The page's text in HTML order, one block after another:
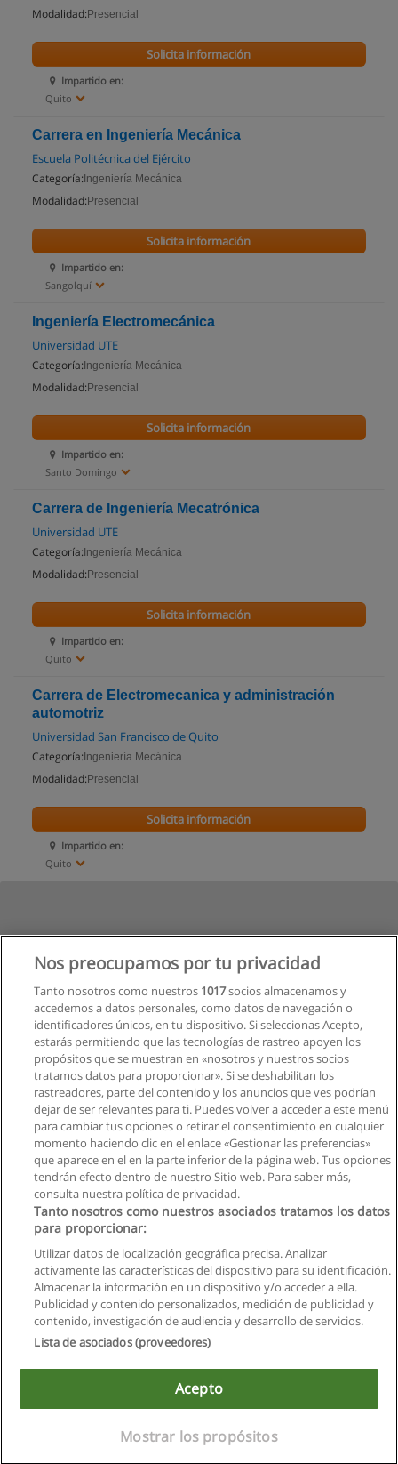
Modalidad: Presencial
Impartido en:
Quito
Solicita información
Carrera en Ingeniería Mecánica
Escuela Politécnica del Ejército
Categoría: Ingeniería Mecánica
Modalidad: Presencial
Impartido en:
Sangolquí
Solicita información
Ingeniería Electromecánica
Universidad UTE
Categoría: Ingeniería Mecánica
Modalidad: Presencial
Impartido en:
Santo Domingo
Solicita información
Carrera de Ingeniería Mecatrónica
Universidad UTE
Categoría: Ingeniería Mecánica
Modalidad: Presencial
Impartido en:
Quito
Solicita información
Carrera de Electromecanica y administración
automotriz
Universidad San Francisco de Quito
Categoría: Ingeniería Mecánica
Modalidad: Presencial
Impartido en:
Quito
Solicita información
Reglas de uso
Privacidad de datos
Copyright © Educaedu Business S.L. - CIF : B-95610580: -
www.educaedu.com.ec
Este sitio utiliza cookies.
Si continua navegando, consideramos que acepta su uso.
| X
Nos preocupamos por tu privacidad
Tanto nosotros como nuestros 1017socios almacenamos y
accedemos a datos personales, como datos de navegación o
identificadores únicos, en tu dispositivo. Si seleccionas Acepto,
estarás permitiendo que las tecnologías de rastreo apoyen los
propósitos que se muestran en «nosotros y nuestros socios
tratamos datos para proporcionar». Si se deshabilitan los
rastreadores, parte del contenido y los anuncios que ves podrían
dejar de ser relevantes para ti. Puedes volver a acceder a este menú
para cambiar tus opciones o retirar el consentimiento en cualquier
momento haciendo clic en el enlace «Gestionar las preferencias»
que aparece en el en la parte inferior de la página web. Tus opciones
tendrán efecto dentro de nuestro Sitio web. Para saber más,
consulta nuestra política de privacidad.
Tanto nosotros como nuestros asociados tratamos los datos
para proporcionar:
Utilizar datos de localización geográfica precisa. Analizar
activamente las características del dispositivo para su identificación.
Almacenar la información en un dispositivo y/o acceder a ella.
Publicidad y contenido personalizados, medición de publicidad y
contenido, investigación de audiencia y desarrollo de servicios.
Lista de asociados (proveedores)
Acepto
Mostrar los propósitos